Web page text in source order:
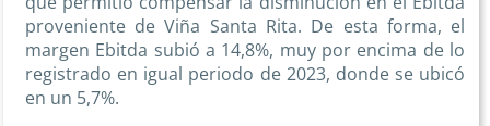
proveniente de Viña Santa Rita. De esta forma, el
margen Ebitda subió a 14,8%, muy por encima de lo
registrado en igual periodo de 2023, donde se ubicó
en un 5,7%.